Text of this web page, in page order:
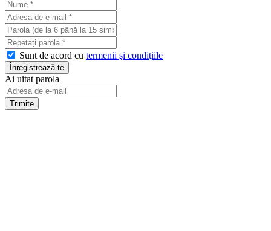
Sunt de acord cu termenii şi condiţiile
Ai uitat parola